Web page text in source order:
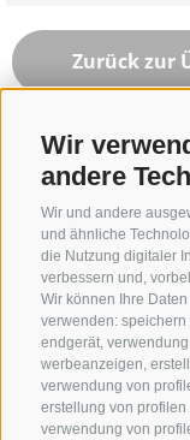
Wir
andere
Wir und andere
und ähnliche
die Nutzung digitaler
verbessern und,
Wir können Ihre
verwenden:
endgerät,
werbeanzeigen,
verwendung von
erstellung von
verwendung von
Zurück zur